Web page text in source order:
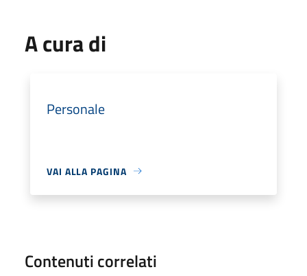
A cura di
Personale
VAI ALLA PAGINA
Contenuti correlati